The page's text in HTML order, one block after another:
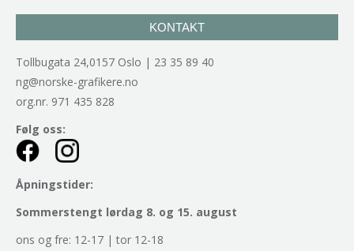
KONTAKT
Tollbugata 24,0157 Oslo | 23 35 89 40
ng@norske-grafikere.no
org.nr. 971 435 828
Følg oss:
Åpningstider:
Sommerstengt lørdag 8. og 15. august
ons og fre: 12-17 | tor 12-18